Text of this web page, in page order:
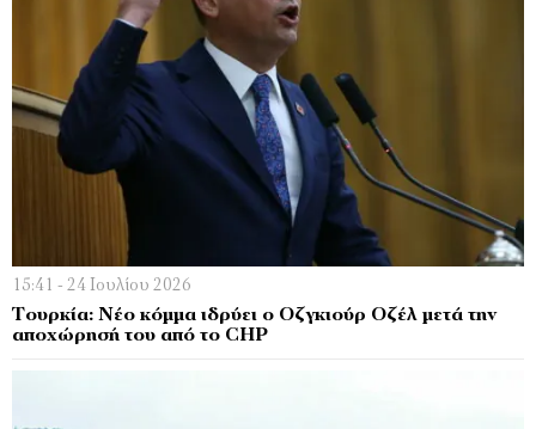
15:41 - 24 Ιουλίου 2026
Τουρκία: Νέο κόμμα ιδρύει ο Οζγκιούρ Οζέλ μετά την
αποχώρησή του από το CHP